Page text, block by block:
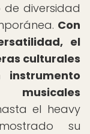
de diversidad
Con
el
culturales
el heavy
su